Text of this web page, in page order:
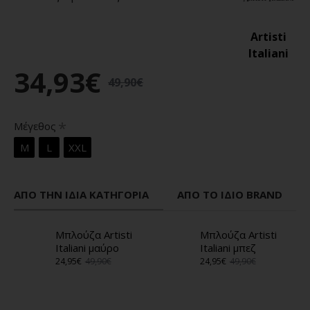
34,93€ 49,90€
Artisti
Italiani
Μέγεθος
M
L XXL
ΑΠΌ ΤΗΝ ΊΔΙΑ ΚΑΤΗΓΟΡΊΑ ΑΠΌ ΤΟ ΊΔΙΟ BRAND
Μπλούζα Artisti
Italiani μαύρο
24,95€ 49,90€
Μπλούζα Artisti
Italiani μπεζ
24,95€ 49,90€